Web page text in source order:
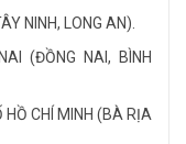
NINH, LONG AN).
(ĐỒNG NAI, BÌNH
CHÍ MINH (BÀ RỊA